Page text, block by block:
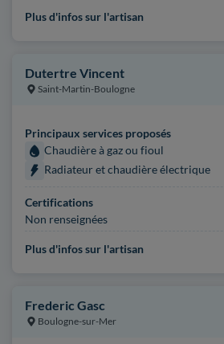
Plus d'infos sur l'artisan
Dutertre Vincent
Saint-Martin-Boulogne
Principaux services proposés
Chaudière à gaz ou fioul
Radiateur et chaudière électrique
Certifications
Non renseignées
Plus d'infos sur l'artisan
Frederic Gasc
Boulogne-sur-Mer